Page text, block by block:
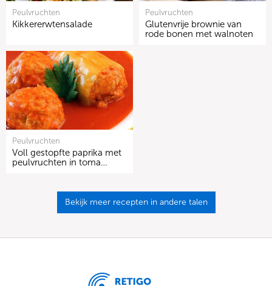
Peulvruchten
Kikkererwtensalade
Peulvruchten
Glutenvrije brownie van
rode bonen met walnoten
Peulvruchten
Voll gestopfte paprika met
peulvruchten in toma…
Bekijk meer recepten in andere talen